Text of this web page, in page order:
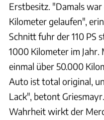
Erstbesitz. "Damals
Kilometer gelaufen",
Schnitt fuhr der 110 PS
1000 Kilometer im
einmal über 50.000
Auto ist total original,
Lack", betont
Wahrheit wirkt der